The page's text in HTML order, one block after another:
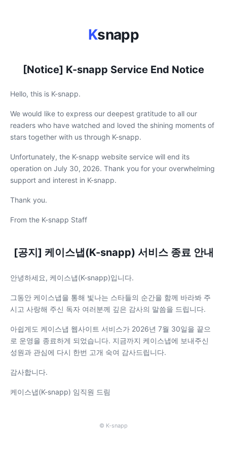
Ksnapp
[Notice] K-snapp Service End Notice
Hello, this is K-snapp.
We would like to express our deepest gratitude to all our
readers who have watched and loved the shining moments of
stars together with us through K-snapp.
Unfortunately, the K-snapp website service will end its
operation on July 30, 2026. Thank you for your overwhelming
support and interest in K-snapp.
Thank you.
From the K-snapp Staff
[공지] 케이스냅(K-snapp) 서비스 종료 안내
안녕하세요, 케이스냅(K-snapp)입니다.
그동안 케이스냅을 통해 빛나는 스타들의 순간을 함께 바라봐 주
시고 사랑해 주신 독자 여러분께 깊은 감사의 말씀을 드립니다.
아쉽게도 케이스냅 웹사이트 서비스가 2026년 7월 30일을 끝으
로 운영을 종료하게 되었습니다. 지금까지 케이스냅에 보내주신
성원과 관심에 다시 한번 고개 숙여 감사드립니다.
감사합니다.
케이스냅(K-snapp) 임직원 드림
© K-snapp